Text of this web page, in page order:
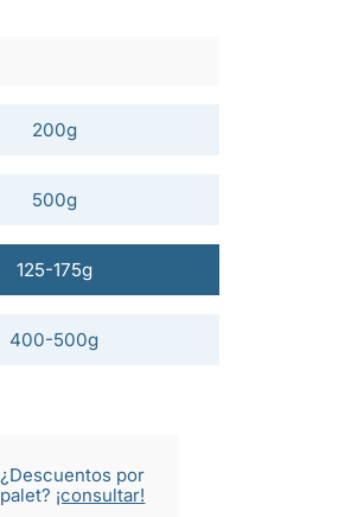
200g
500g
125-175g
400-500g
¿Descuentos por
palet? ¡consultar!